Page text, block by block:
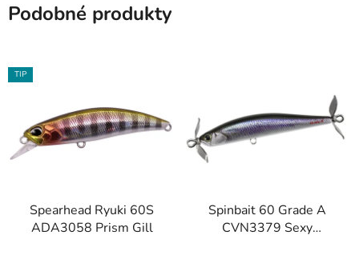
Podobné produkty
TIP
Spearhead Ryuki 60S
ADA3058 Prism Gill
Spinbait 60 Grade A
CVN3379 Sexy